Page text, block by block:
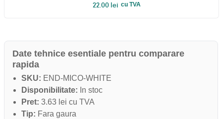
22.00 lei cu TVA
Date tehnice esentiale pentru comparare
rapida
SKU: END-MICO-WHITE
Disponibilitate: In stoc
Pret: 3.63 lei cu TVA
Tip: Fara gaura